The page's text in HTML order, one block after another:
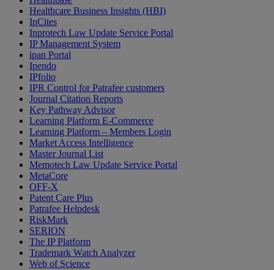
Healthcare Business Insights (HBI)
InCites
Inprotech Law Update Service Portal
IP Management System
ipan Portal
Ipendo
IPfolio
IPR Control for Patrafee customers
Journal Citation Reports
Key Pathway Advisor
Learning Platform E-Commerce
Learning Platform – Members Login
Market Access Intelligence
Master Journal List
Memotech Law Update Service Portal
MetaCore
OFF-X
Patent Care Plus
Patrafee Helpdesk
RiskMark
SERION
The IP Platform
Trademark Watch Analyzer
Web of Science